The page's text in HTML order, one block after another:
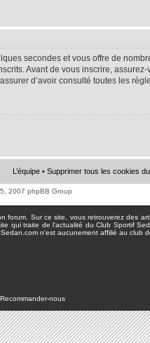
secondes et vous offre de
Avant de vous inscrire,
d’avoir consulté toutes les
L’équipe • Supprimer tous les cookies
2007 phpBB Group
Sur ce site, vous retrouverez des
qui traite de l'actualité du Club Sportif
n'est aucunement affilié au club
Recommander-nous